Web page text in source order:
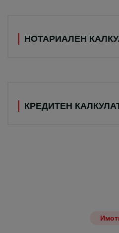
КРЕДИТЕН
НОТАРИАЛЕН